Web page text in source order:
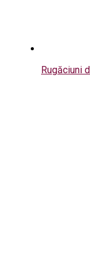
Rugăciuni